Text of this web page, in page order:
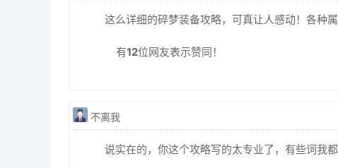
这么详细的碎梦装备攻略，可真让人感动！各种
有12位网友表示赞同！
不离我
说实在的，你这个攻略写的太专业了，有些词我